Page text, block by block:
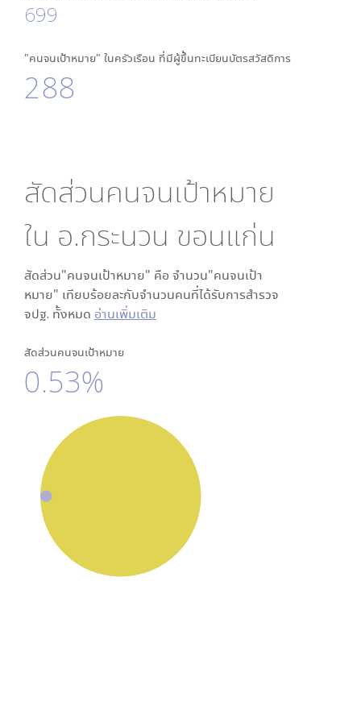
699
"คนจนเป้าหมาย" ในครัวเรือน ที่มีผู้ขึ้นทะเบียนบัตรสวัสดิการ
288
สัดส่วนคนจนเป้าหมาย
ใน อ.กระนวน ขอนแก่น
สัดส่วน"คนจนเป้าหมาย" คือ จำนวน"คนจนเป้า
หมาย" เทียบร้อยละกับจำนวนคนที่ได้รับการสำรวจ
จปฐ. ทั้งหมด อ่านเพิ่มเติม
สัดส่วนคนจนเป้าหมาย
0.53%